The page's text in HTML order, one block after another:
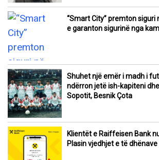
“Smart City” premton siguri
e garanton sigurinë nga
Shuhet një emër i madh i
ndërron jetë ish-kapiteni
Sopotit, Besnik Çota
Klientët e Raiffeisen Bank
Plasin vjedhjet e të dhënave